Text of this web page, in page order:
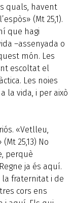
quals, havent
(Mt 25,1).
que hagi
–assenyada o
món. Les
escoltat el
Les noies
la vida, i per això
«Vetlleu,
25,13) No
perquè
ja és aquí.
la fraternitat i de
cors ens